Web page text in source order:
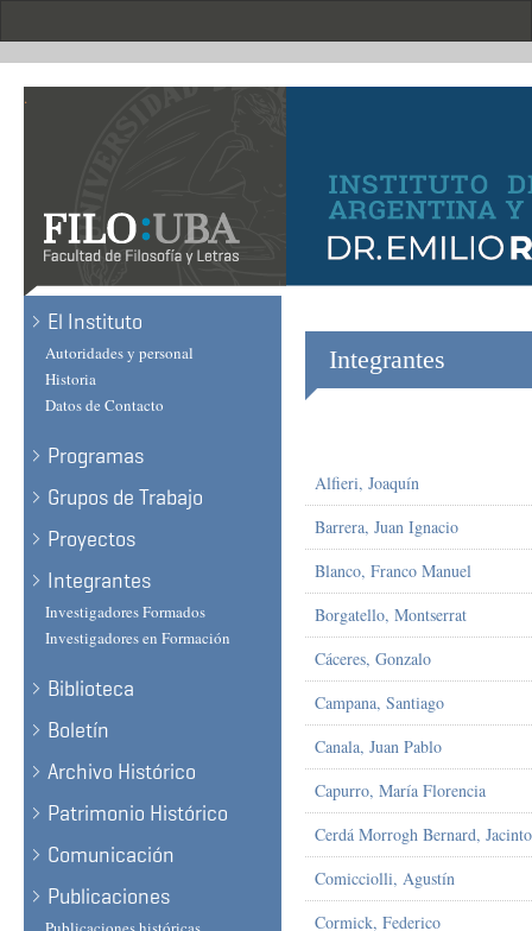
.
El Instituto
Autoridades y personal
Historia
Datos de Contacto
Programas
Grupos de Trabajo
Proyectos
Integrantes
Investigadores Formados
Investigadores en Formación
Biblioteca
Boletín
Archivo Histórico
Patrimonio Histórico
Comunicación
Publicaciones
Integrantes
Alfieri, Joaquín
Barrera, Juan Ignacio
Blanco, Franco Manuel
Borgatello, Montserrat
Cáceres, Gonzalo
Campana, Santiago
Canala, Juan Pablo
Capurro, María Florencia
Cerdá Morrogh Bernard, Jacinto
Comicciolli, Agustín
Cormick, Federico